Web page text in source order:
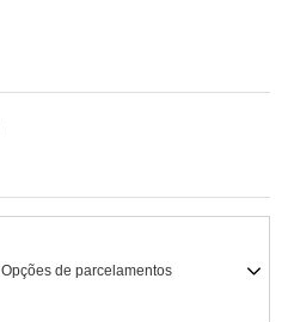
Opções de parcelamentos